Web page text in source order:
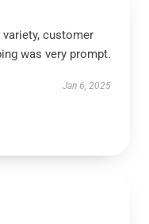
customer
was very prompt.
Jan 6, 2025